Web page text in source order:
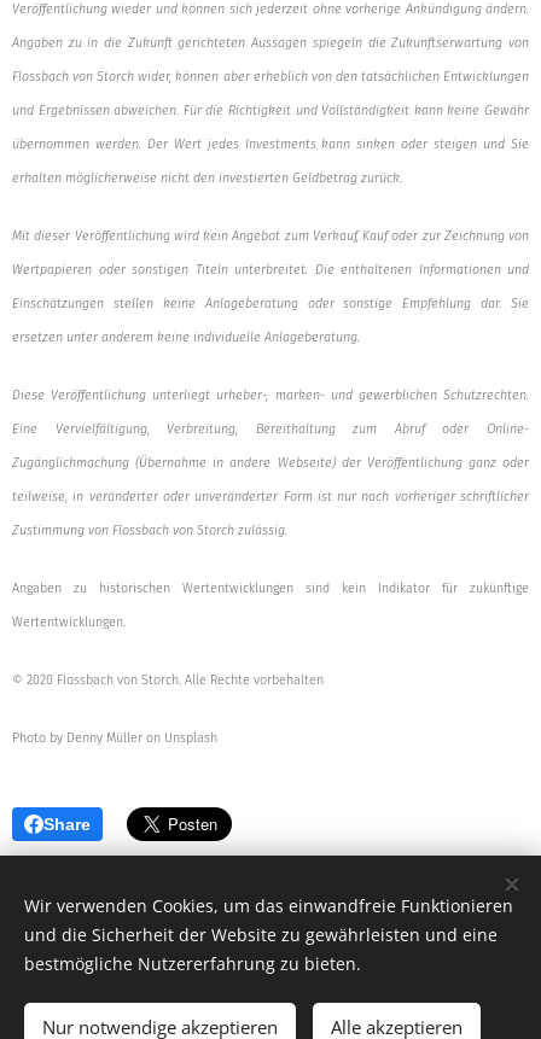
Veröffentlichung wieder und können sich jederzeit ohne vorherige Ankündigung ändern.
Angaben zu in die Zukunft gerichteten Aussagen spiegeln die Zukunftserwartung von
Flossbach von Storch wider, können aber erheblich von den tatsächlichen Entwicklungen
und Ergebnissen abweichen. Für die Richtigkeit und Vollständigkeit kann keine Gewähr
übernommen werden. Der Wert jedes Investments kann sinken oder steigen und Sie
erhalten möglicherweise nicht den investierten Geldbetrag zurück.
Mit dieser Veröffentlichung wird kein Angebot zum Verkauf, Kauf oder zur Zeichnung von
Wertpapieren oder sonstigen Titeln unterbreitet. Die enthaltenen Informationen und
Einschätzungen stellen keine Anlageberatung oder sonstige Empfehlung dar. Sie
ersetzen unter anderem keine individuelle Anlageberatung.
Diese Veröffentlichung unterliegt urheber-, marken- und gewerblichen Schutzrechten.
Eine Vervielfältigung, Verbreitung, Bereithaltung zum Abruf oder Online-
Zugänglichmachung (Übernahme in andere Webseite) der Veröffentlichung ganz oder
teilweise, in veränderter oder unveränderter Form ist nur nach vorheriger schriftlicher
Zustimmung von Flossbach von Storch zulässig.
Angaben zu historischen Wertentwicklungen sind kein Indikator für zukünftige
Wertentwicklungen.
© 2020 Flossbach von Storch. Alle Rechte vorbehalten
Photo by Denny Müller on Unsplash
Share
Wir verwenden Cookies, um das einwandfreie Funktionieren
und die Sicherheit der Website zu gewährleisten und eine
bestmögliche Nutzererfahrung zu bieten.
Nur notwendige akzeptieren Alle akzeptieren